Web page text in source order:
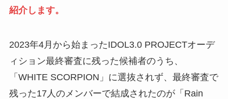
紹介します。
2023年4月から始まったIDOL3.0 PROJECTオーデ
ィション最終審査に残った候補者のうち、
「WHITE SCORPION」に選抜されず、最終審査で
残った17人のメンバーで結成されたのが「Rain